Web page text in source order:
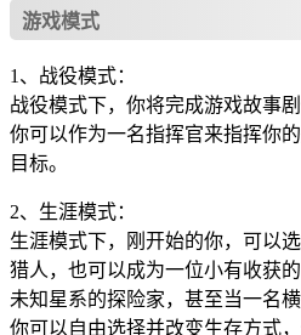
游戏模式
1、战役模式：
战役模式下，你将完成游戏故事
你可以作为一名指挥官来指挥你
目标。
2、生涯模式：
生涯模式下，刚开始的你，可以
猎人，也可以成为一位小有收获
未知星系的探险家，甚至当一名
你可以自由选择并改变生存方式